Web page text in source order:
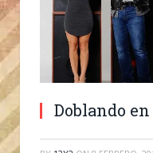
Doblando